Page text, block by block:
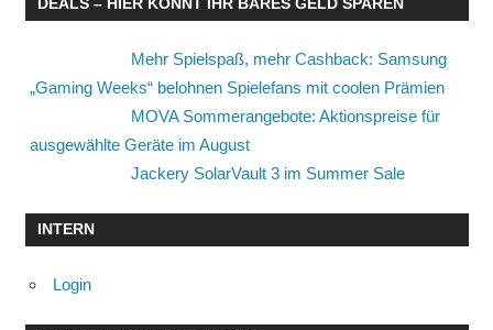
Mehr Spielspaß, mehr Cashback: Samsung
„Gaming Weeks“ belohnen Spielefans mit coolen Prämien
MOVA Sommerangebote: Aktionspreise für
ausgewählte Geräte im August
Jackery SolarVault 3 im Summer Sale
INTERN
Login